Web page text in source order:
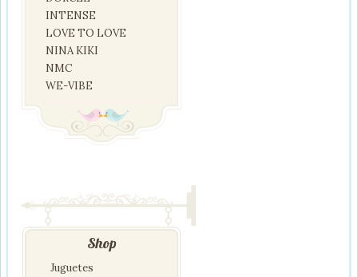
INTENSE
LOVE TO LOVE
NINA KIKI
NMC
WE-VIBE
Shop
Juguetes